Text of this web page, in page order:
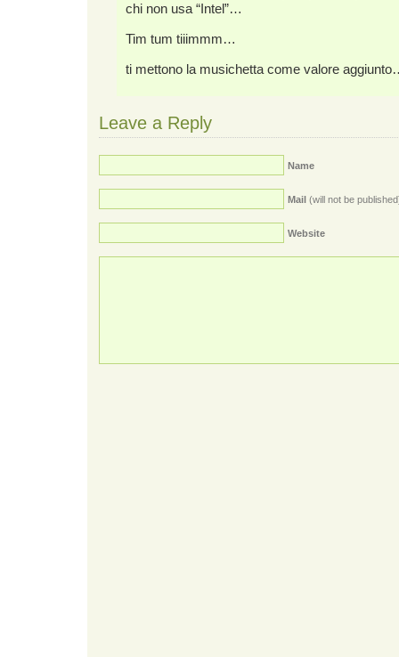
chi non usa “Intel”…
Tim tum tiiimmm…
ti mettono la musichetta come valore
Leave a Reply
Name
Mail (will not be
Website